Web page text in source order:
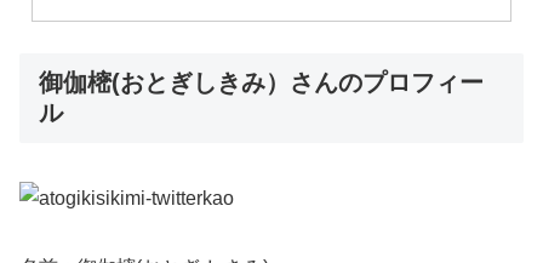
御伽樒(おとぎしきみ）さんのプロフィー
ル